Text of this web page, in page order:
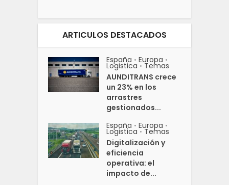
ARTICULOS DESTACADOS
España • Europa •
Logistica • Temas
AUNDITRANS crece
un 23% en los
arrastres
gestionados...
España • Europa •
Logistica • Temas
Digitalización y
eficiencia
operativa: el
impacto de...